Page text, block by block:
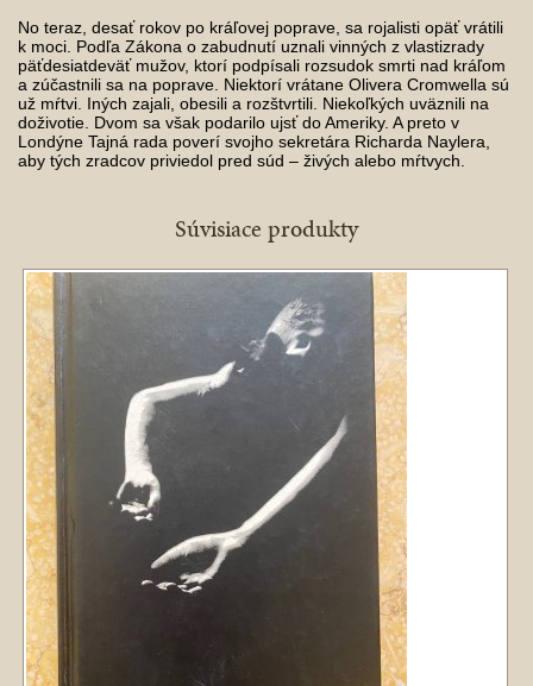
No teraz, desať rokov po kráľovej poprave, sa rojalisti opäť vrátili
k moci. Podľa Zákona o zabudnutí uznali vinných z vlastizrady
päťdesiatdeväť mužov, ktorí podpísali rozsudok smrti nad kráľom
a zúčastnili sa na poprave. Niektorí vrátane Olivera Cromwella sú
už mŕtvi. Iných zajali, obesili a rozštvrtili. Niekoľkých uväznili na
doživotie. Dvom sa však podarilo ujsť do Ameriky. A preto v
Londýne Tajná rada poverí svojho sekretára Richarda Naylera,
aby tých zradcov priviedol pred súd – živých alebo mŕtvych.
Súvisiace produkty